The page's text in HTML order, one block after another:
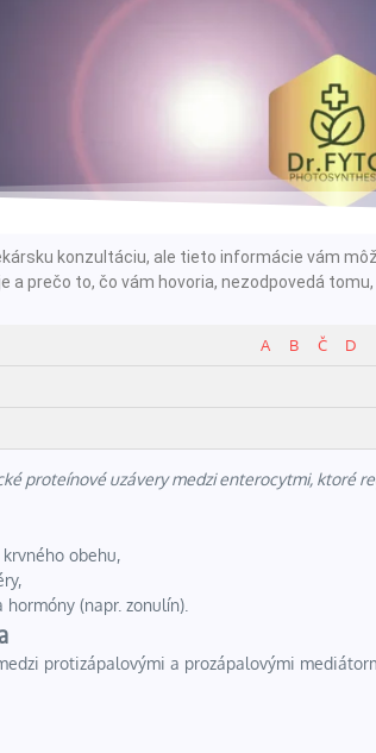
konzultáciu, ale tieto informácie vám
a prečo to, čo vám hovoria, nezodpovedá
A B Č D
proteínové uzávery medzi enterocytmi, ktoré
obehu,
(napr. zonulín).
protizápalovými a prozápalovými